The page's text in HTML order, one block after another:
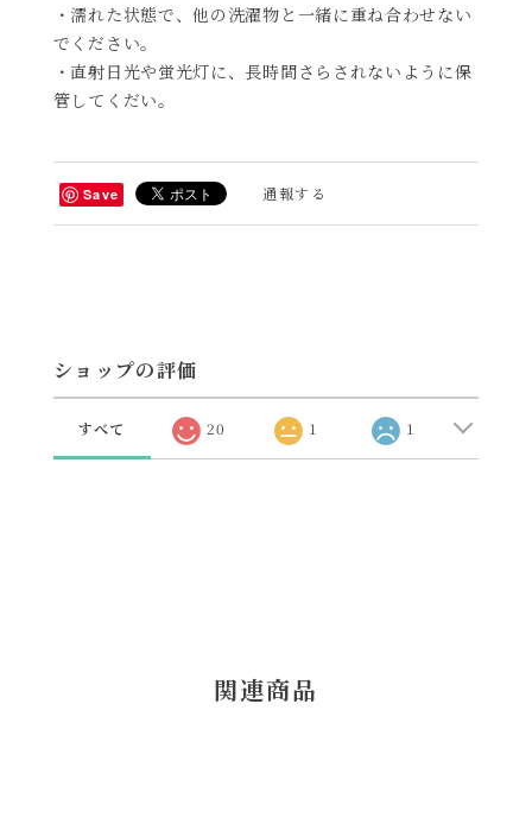
・濡れた状態で、他の洗濯物と一緒に重ね合わせない
でください。
・直射日光や蛍光灯に、長時間さらされないように保
管してくだい。
Save 通報する
ショップの評価
すべて 20 1 1
関連商品